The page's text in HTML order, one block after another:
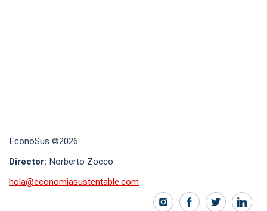
EconoSus ©2026
Director: Norberto Zocco
hola@economiasustentable.com